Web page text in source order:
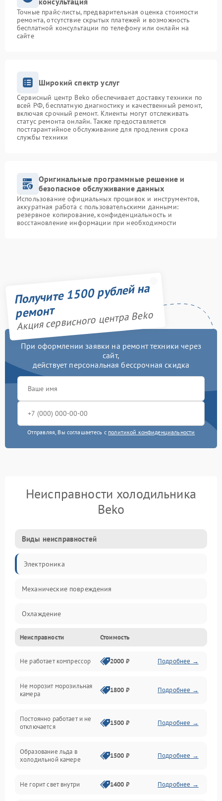
Точные прайс-листы, предварительная оценка стоимости
ремонта, отсутствие скрытых платежей и возможность
бесплатной консультации по телефону или онлайн на
сайте
Широкий спектр услуг
Сервисный центр Beko обеспечивает доставку техники по
всей РФ, бесплатную диагностику и качественный ремонт,
включая срочный ремонт. Клиенты могут отслеживать
статус ремонта онлайн. Также предоставляется
постгарантийное обслуживание для продления срока
службы техники
Оригинальные программные решение и
безопасное обслуживание данных
Использование официальных прошивок и инструментов,
аккуратная работа с пользовательскими данными:
резервное копирование, конфиденциальность и
восстановление информации при необходимости
Получите 1500 рублей на
ремонт
Акция сервисного центра Beko
При оформлении заявки на ремонт техники через
сайт,
действует персональная бессрочная скидка
Отправляя, Вы соглашаетесь с политикой конфиденциальности
Неисправности холодильника
Beko
Виды неисправностей
Электроника
Механические повреждения
Охлаждение
Механика
Электропитание
Дренаж
Неисправности Стоимость
Не работает компрессор 2000 ₽ Подробнее →
Не морозит морозильная
камера
1800 ₽ Подробнее →
Постоянно работает и не
отключается
1500 ₽ Подробнее →
Образование льда в
холодильной камере
1500 ₽ Подробнее →
Не горит свет внутри 1400 ₽ Подробнее →